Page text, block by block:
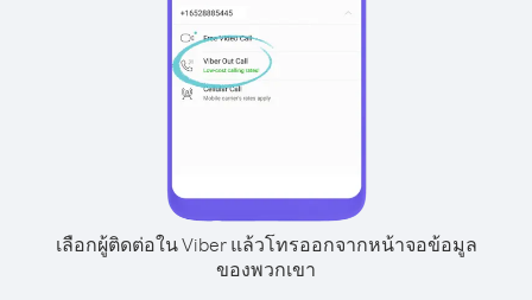
เลือกผู้ติดต่อใน Viber แล้วโทรออกจากหน้าจอข้อมูล
ของพวกเขา